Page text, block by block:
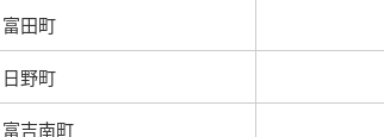
富田町
日野町
富吉南町